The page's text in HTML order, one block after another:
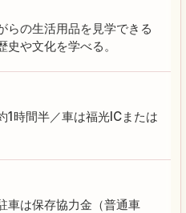
らの生活用品を見学できる
や文化を学べる。
1時間半／車は福光ICまたは
車は保存協力金（普通車